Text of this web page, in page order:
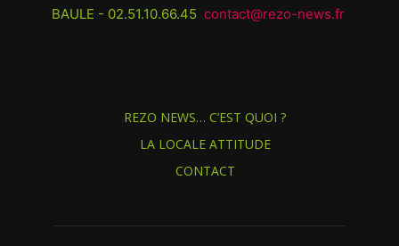
BAULE - 02.51.10.66.45 contact@rezo-news.fr
REZO NEWS… C’EST QUOI ?
LA LOCALE ATTITUDE
CONTACT